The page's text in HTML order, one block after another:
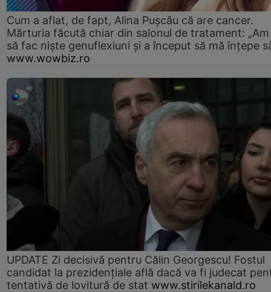
Cum a aflat, de fapt, Alina Pușcău că are cancer.
Mărturia făcută chiar din salonul de tratament:
să fac niște genuflexiuni și a început să mă înțepe
www.wowbiz.ro
UPDATE Zi decisivă pentru Călin Georgescu! Fostul
candidat la prezidențiale află dacă va fi judecat
tentativă de lovitură de stat www.stirilekanald.ro